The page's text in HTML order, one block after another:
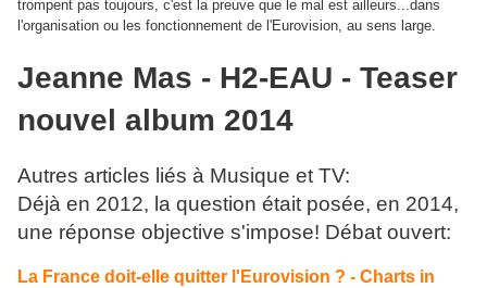
trompent pas toujours, c'est la preuve que le mal est ailleurs...dans
l'organisation ou les fonctionnement de l'Eurovision, au sens large.
Jeanne Mas - H2-EAU - Teaser
nouvel album 2014
Autres articles liés à Musique et TV:
Déjà en 2012, la question était posée, en 2014,
une réponse objective s'impose! Débat ouvert:
La France doit-elle quitter l'Eurovision ? - Charts in